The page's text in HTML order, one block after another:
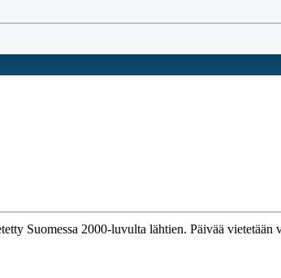
Suomessa 2000-luvulta lähtien. Päivää